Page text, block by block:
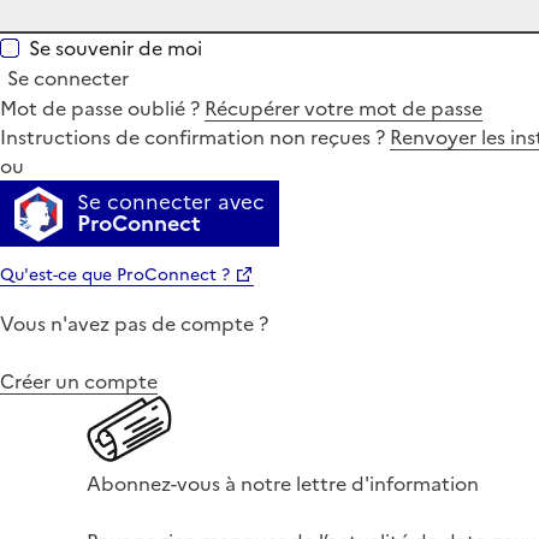
Se souvenir de moi
Se connecter
Mot de passe oublié ? Récupérer votre mot de passe
Instructions de confirmation non reçues ? Renvoyer les
ou
Se connecter avec
ProConnect
Qu'est-ce que ProConnect ?
Vous n'avez pas de compte ?
Créer un compte
Abonnez-vous à notre lettre d'information